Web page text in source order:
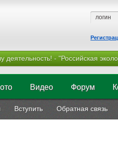
- "Российская
Видео Форум
Вступить Обратная связь